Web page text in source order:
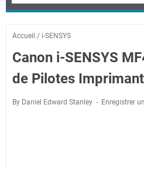
Accueil / i-SENSYS
Canon i-SENSYS
de Pilotes
By Daniel Edward Stanley Enregistrer